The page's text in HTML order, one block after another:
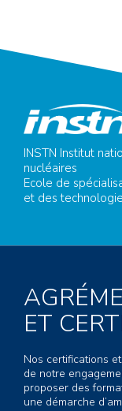
INSTN Institut
nucléaires
Ecole de
et des
ET
Nos certifications
de notre
proposer des
une démarche